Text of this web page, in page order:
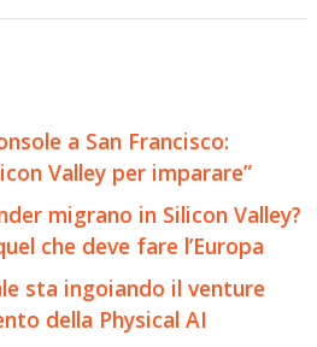
a San Francisco:
Valley per imparare”
migrano in Silicon Valley?
che deve fare l’Europa
sta ingoiando il venture
della Physical AI